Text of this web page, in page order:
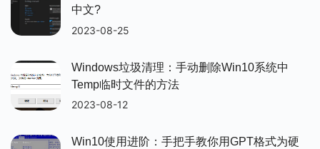
中文?
2023-08-25
Windows垃圾清理：手动删除win10系统中
Temp临时文件的方法
2023-08-12
Win10使用进阶：手把手教你用GPT格式为硬